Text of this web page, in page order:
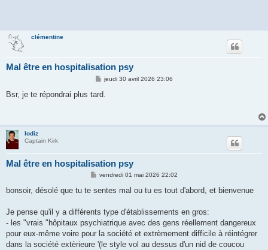
clémentine
Mal être en hospitalisation psy
M
s
jeudi 30 avril 2026 23:06
Bsr, je te répondrai plus tard.
lodiz
Captain Kirk
Mal être en hospitalisation psy
M
s
g
vendredi 01 mai 2026 22:02
bonsoir, désolé que tu te sentes mal ou tu es tout d'abord, et bienvenue
Je pense qu'il y a différents type d'établissements en gros:
- les "vrais "hôpitaux psychiatrique avec des gens réellement dangereux
pour eux-même voire pour la société et extrèmement difficile à réintégrer
dans la société extèrieure '(le style vol au dessus d'un nid de coucou